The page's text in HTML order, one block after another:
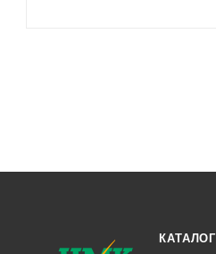
КАТАЛОГ